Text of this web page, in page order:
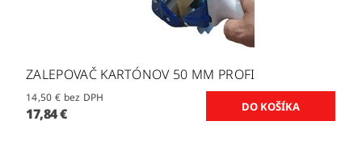
ZALEPOVAČ KARTÓNOV 50 MM PROFI
14,50 € bez DPH
17,84 €